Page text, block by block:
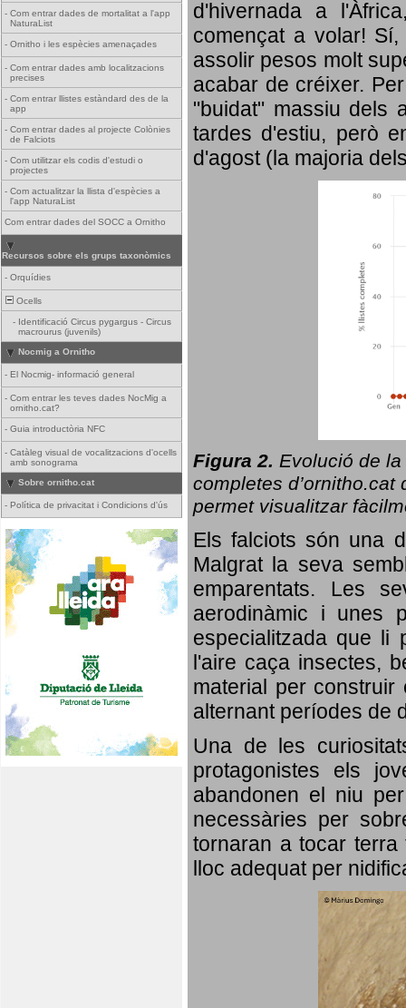
- Com entrar dades de mortalitat a l'app
NaturaList
- Ornitho i les espècies amenaçades
- Com entrar dades amb localitzacions
precises
- Com entrar llistes estàndard des de la
app
- Com entrar dades al projecte Colònies
de Falciots
- Com utilitzar els codis d'estudi o
projectes
- Com actualitzar la llista d'espècies a
l'app NaturaList
Com entrar dades del SOCC a Ornitho
Recursos sobre els grups taxonòmics
- Orquídies
Ocells
- Identificació Circus pygargus - Circus
macrourus (juvenils)
Nocmig a Ornitho
- El Nocmig- informació general
- Com entrar les teves dades NocMig a
ornitho.cat?
- Guia introductòria NFC
- Catàleg visual de vocalitzacions d'ocells
amb sonograma
Sobre ornitho.cat
- Política de privacitat i Condicions d'ús
d'hivernada a
començat a volar!
assolir pesos molt
acabar de créixer.
"buidat" massiu dels
tardes d'estiu, però
d'agost (la majoria
Figura 2. Evolució de la
completes d’ornitho.cat
permet visualitzar
Els falciots són una
Malgrat la seva
emparentats. Les
aerodinàmic i unes
especialitzada que li
l'aire caça insectes,
material per
alternant períodes de
Una de les
protagonistes els
abandonen el niu
necessàries per
tornaran a tocar
lloc adequat per